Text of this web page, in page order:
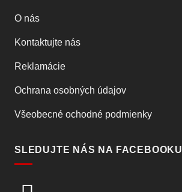
O nás
Kontaktujte nás
Reklamácie
Ochrana osobných údajov
Všeobecné ochodné podmienky
SLEDUJTE NÁS NA FACEBOOKU